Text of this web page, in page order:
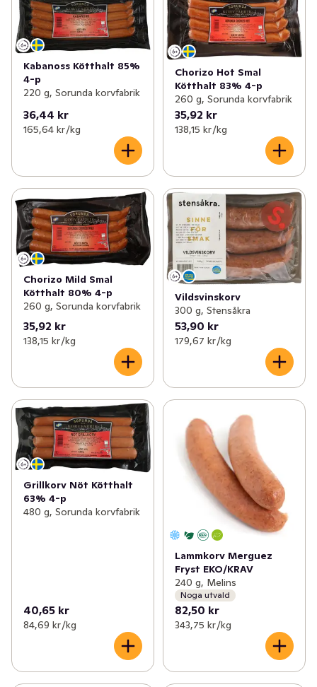
Kabanoss Kötthalt 85%
4-p
220 g, Sorunda korvfabrik
36,44 kr
165,64 kr /kg
Chorizo Hot Smal
Kötthalt 83% 4-p
260 g, Sorunda korvfabrik
35,92 kr
138,15 kr /kg
Chorizo Mild Smal
Kötthalt 80% 4-p
260 g, Sorunda korvfabrik
35,92 kr
138,15 kr /kg
Vildsvinskorv
300 g, Stensåkra
53,90 kr
179,67 kr /kg
Grillkorv Nöt Kötthalt
63% 4-p
480 g, Sorunda korvfabrik
40,65 kr
84,69 kr /kg
Lammkorv Merguez
Fryst EKO/KRAV
240 g, Melins
Noga utvald
82,50 kr
343,75 kr /kg